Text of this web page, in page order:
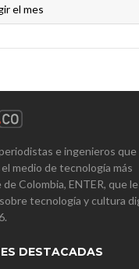
e ingenieros que
medio de tecnología más
Colombia, ENTER, que
tecnología y cultura
DESTACADAS